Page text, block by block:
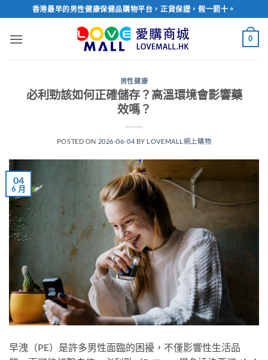
to
content
香港最早的男性健康保健品購物平台，正貨保證，假一罰十。
0
男性健康
必利勁該如何正確儲存？高溫環境會影響藥
效嗎？
POSTED ON 2026-06-04 BY LOVEMALL網上購物
04
6 月
早洩（PE）是許多男性面臨的困擾，不僅影響性生活品